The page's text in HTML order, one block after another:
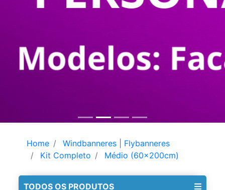
Home
Windbanneres | Flybanneres
Kit Completo
Médio (60x200cm)
TODOS OS PRODUTOS